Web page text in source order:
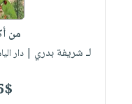
من
لـ شريفة بدري | دار